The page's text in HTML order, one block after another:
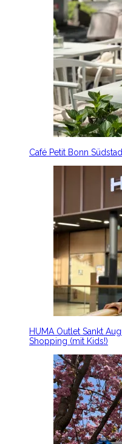
Café Petit Bonn
HUMA Outlet Sankt
Shopping (mit Kids!)